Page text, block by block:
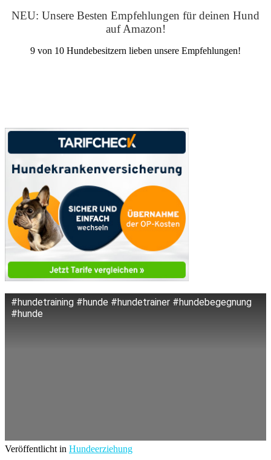
NEU: Unsere Besten Empfehlungen für deinen Hund
auf Amazon!
9 von 10 Hundebesitzern lieben unsere Empfehlungen!
#hundetraining #hunde #hundetrainer #hundebegegnung
#hunde
Veröffentlicht in Hundeerziehung